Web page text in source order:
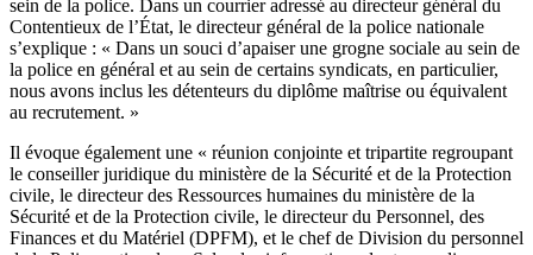
sein de la police. Dans un courrier adressé au directeur général du
Contentieux de l’État, le directeur général de la police nationale
s’explique : « Dans un souci d’apaiser une grogne sociale au sein de
la police en général et au sein de certains syndicats, en particulier,
nous avons inclus les détenteurs du diplôme maîtrise ou équivalent
au recrutement. »
Il évoque également une « réunion conjointe et tripartite regroupant
le conseiller juridique du ministère de la Sécurité et de la Protection
civile, le directeur des Ressources humaines du ministère de la
Sécurité et de la Protection civile, le directeur du Personnel, des
Finances et du Matériel (DPFM), et le chef de Division du personnel